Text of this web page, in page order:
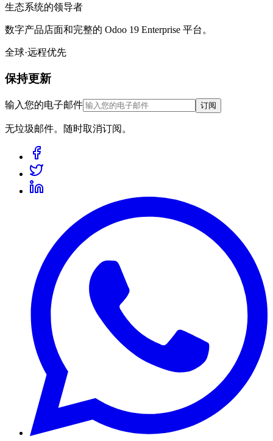
生态系统的领导者
数字产品店面和完整的 Odoo 19 Enterprise 平台。
全球·远程优先
保持更新
输入您的电子邮件 订阅
无垃圾邮件。随时取消订阅。